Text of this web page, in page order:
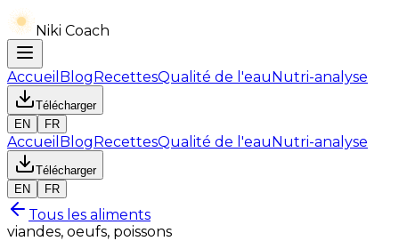
Niki Coach
Accueil BlogRecettesQualité de l'eauNutri-analyse
Télécharger
EN
FR
Accueil BlogRecettesQualité de l'eauNutri-analyse
Télécharger
EN
FR
Tous les aliments
viandes, oeufs, poissons